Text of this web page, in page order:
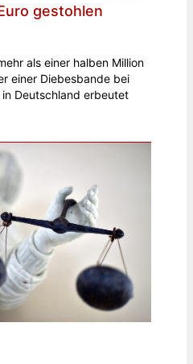
gestohlen
als einer halben Million
einer Diebesbande bei
Deutschland erbeutet